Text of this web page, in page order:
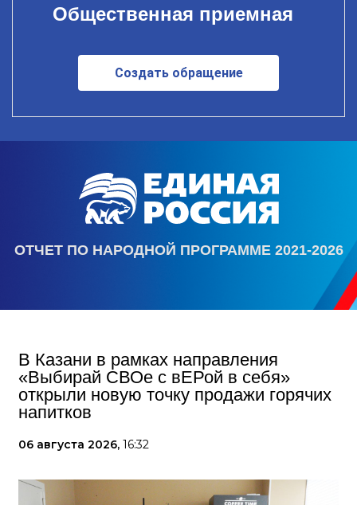
Общественная приемная
Создать обращение
ОТЧЕТ ПО НАРОДНОЙ ПРОГРАММЕ 2021-2026
В Казани в рамках направления
«Выбирай СВОе с вЕРой в себя»
открыли новую точку продажи горячих
напитков
06 августа 2026, 16:32